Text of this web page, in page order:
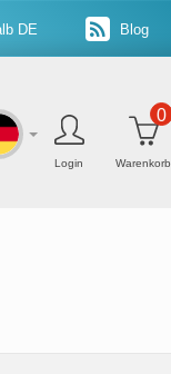
DE Blog
Login Warenkorb
0